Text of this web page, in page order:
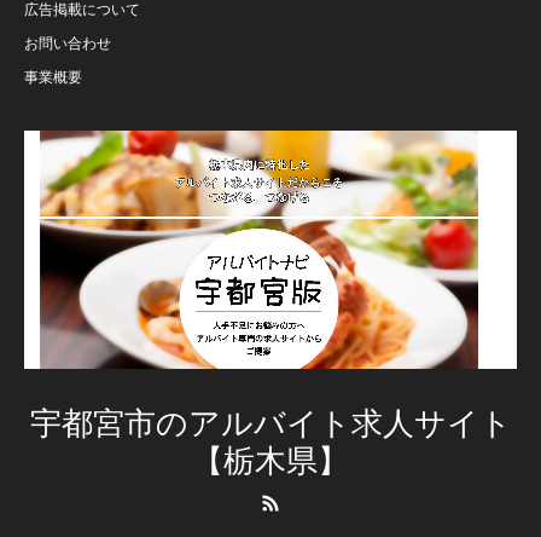
広告掲載について
お問い合わせ
事業概要
宇都宮市のアルバイト求人サイト
【栃木県】